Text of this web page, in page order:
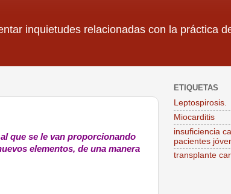
inquietudes relacionadas con la práctica
que se le van proporcionando
elementos, de una manera
ETIQUETAS
Leptospirosis.
Miocarditis
insuficiencia
pacientes
transplante